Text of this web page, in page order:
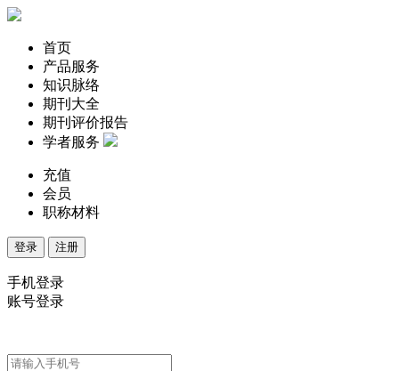
首页
产品服务
知识脉络
期刊大全
期刊评价报告
学者服务
充值
会员
职称材料
登录 注册
手机登录
账号登录